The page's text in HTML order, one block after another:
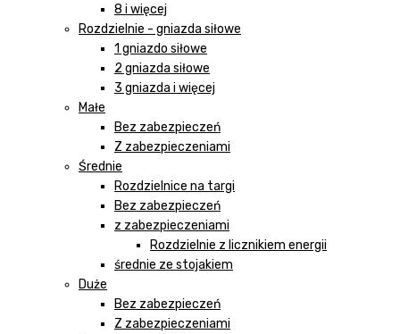
8 i więcej
Rozdzielnie - gniazda siłowe
1 gniazdo siłowe
2 gniazda siłowe
3 gniazda i więcej
Małe
Bez zabezpieczeń
Z zabezpieczeniami
Średnie
Rozdzielnice na targi
Bez zabezpieczeń
z zabezpieczeniami
Rozdzielnie z licznikiem energii
średnie ze stojakiem
Duże
Bez zabezpieczeń
Z zabezpieczeniami